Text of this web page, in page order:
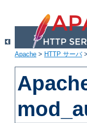
Apache > HTTP サーバ>